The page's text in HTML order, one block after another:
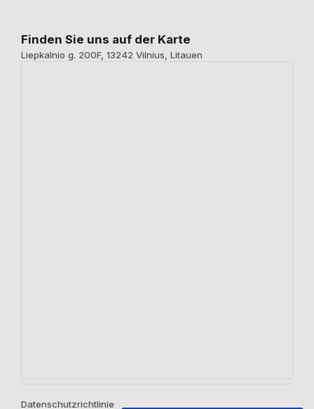
Finden Sie uns auf der Karte
Liepkalnio g. 200F, 13242 Vilnius, Litauen
Datenschutzrichtlinie